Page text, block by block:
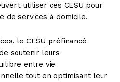
utiliser ces CESU pour
de services à domicile.
le CESU préfinancé
soutenir leurs
entre vie
tout en optimisant leur